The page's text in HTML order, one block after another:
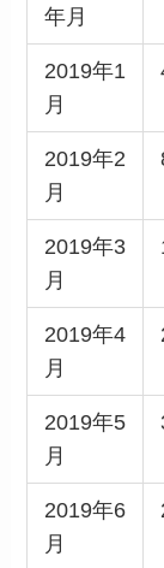
年月
2019年1
月
2019年2
月
2019年3
月
2019年4
月
2019年5
月
2019年6
月